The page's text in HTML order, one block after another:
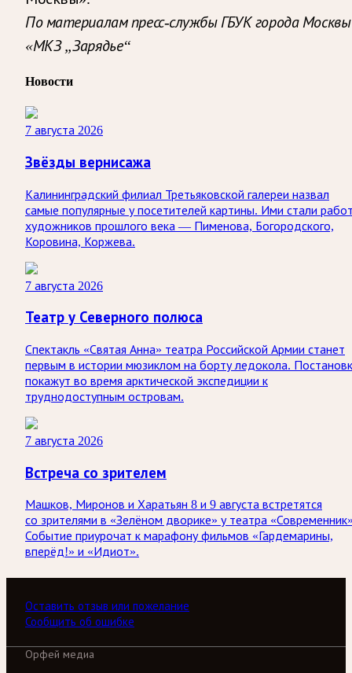
По материалам пресс-службы ГБУК города Москвы
«МКЗ „Зарядье“
Новости
7 августа 2026
Звёзды вернисажа
Калининградский филиал Третьяковской галереи назвал
самые популярные у посетителей картины. Ими стали
художников прошлого века — Пименова, Богородского,
Коровина, Коржева.
7 августа 2026
Театр у Северного полюса
Спектакль «Святая Анна» театра Российской Армии станет
первым в истории мюзиклом на борту ледокола.
покажут во время арктической экспедиции к
труднодоступным островам.
7 августа 2026
Встреча со зрителем
Машков, Миронов и Харатьян 8 и 9 августа встретятся
со зрителями в «Зелёном дворике» у театра
Событие приурочат к марафону фильмов «Гардемарины,
вперёд!» и «Идиот».
Оставить отзыв или пожелание
Сообщить об ошибке
Орфей медиа